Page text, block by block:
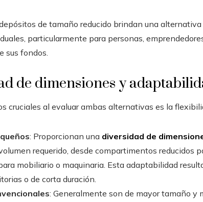
de tamaño reducido brindan una
particularmente para personas,
sus fondos.
de dimensiones y
cruciales al evaluar ambas alternativas es la
: Proporcionan una diversidad de
requerido, desde compartimentos reducidos
mobiliario o maquinaria. Esta adaptabilidad
o de corta duración.
: Generalmente son de mayor tamaño y